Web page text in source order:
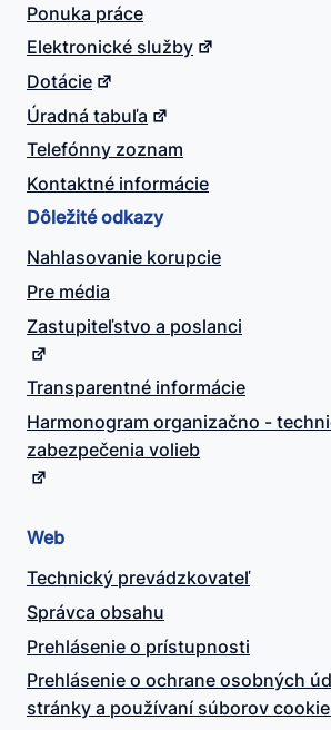
Ponuka práce
Elektronické služby
Dotácie
Úradná tabuľa
Telefónny zoznam
Kontaktné informácie
Dôležité odkazy
Nahlasovanie korupcie
Pre média
Zastupiteľstvo a poslanci
Transparentné informácie
Harmonogram organizačno -
zabezpečenia volieb
Web
Technický prevádzkovateľ
Správca obsahu
Prehlásenie o prístupnosti
Prehlásenie o ochrane osobných
stránky a používaní súborov